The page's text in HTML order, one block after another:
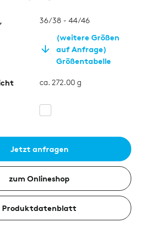
36/38 - 44/46
(weitere Größen
auf Anfrage)
Größentabelle
ca. 272.00 g
Jetzt anfragen
zum Onlineshop
Produktdatenblatt